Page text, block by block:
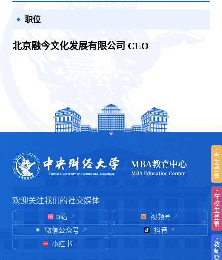
职位
北京融今文化发展有限公司 CEO
欢迎关注我们的社交媒体
b站
视频号
微信公众号
抖音
小红书
考
生
登
录
在
校
生
登
录
教
师
登